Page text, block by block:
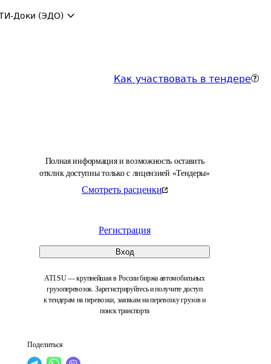
Доки (ЭДО)
Как участвовать в тендере
Полная информация и возможность оставить
отклик доступны только с лицензией «Тендеры»
Смотреть расценки
Регистрация
Вход
ATI.SU — крупнейшая в России биржа автомобильных
грузоперевозок. Зарегистрируйтесь и получите доступ
к тендерам на перевозки, заявкам на перевозку грузов и
поиск транспорта
Поделиться